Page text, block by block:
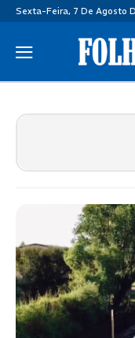
Sexta-Feira, 7 De Agosto